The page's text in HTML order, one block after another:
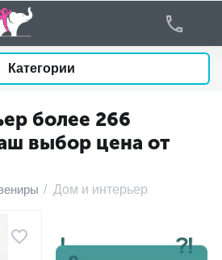
Категории
более 266
выбор цена от
/ Дом и интерьер